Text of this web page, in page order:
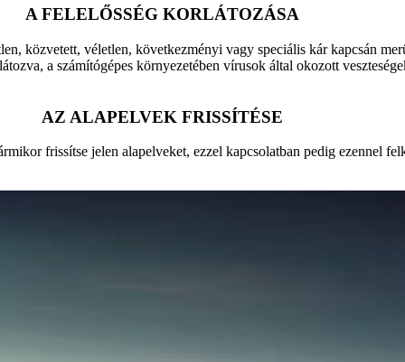
A FELELŐSSÉG KORLÁTOZÁSA
közvetett, véletlen, következményi vagy speciális kár kapcsán
a számítógépes környezetében vírusok által okozott
AZ ALAPELVEK FRISSÍTÉSE
frissítse jelen alapelveket, ezzel kapcsolatban pedig ezennel